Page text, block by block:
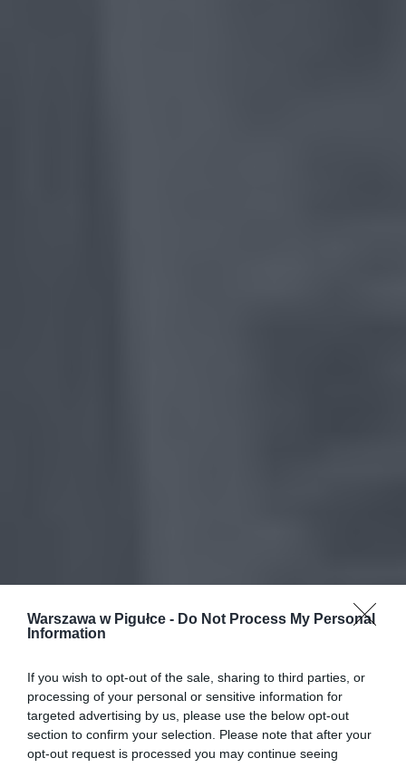
Warszawa w Pigułce - Do Not Process My Personal
Information
If you wish to opt-out of the sale, sharing to third parties, or
processing of your personal or sensitive information for
targeted advertising by us, please use the below opt-out
section to confirm your selection. Please note that after your
opt-out request is processed you may continue seeing